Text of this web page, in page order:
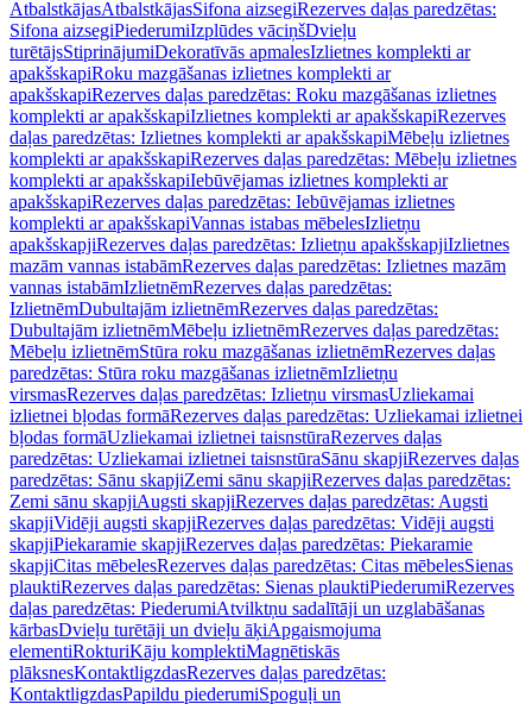
AtbalstkājasAtbalstkājasSifona aizsegiRezerves daļas paredzētas:
Sifona aizsegiPiederumiIzplūdes vāciņšDvieļu
turētājsStiprinājumiDekoratīvās apmalesIzlietnes komplekti ar
apakšskapiRoku mazgāšanas izlietnes komplekti ar
apakšskapiRezerves daļas paredzētas: Roku mazgāšanas izlietnes
komplekti ar apakšskapiIzlietnes komplekti ar apakšskapiRezerves
daļas paredzētas: Izlietnes komplekti ar apakšskapiMēbeļu izlietnes
komplekti ar apakšskapiRezerves daļas paredzētas: Mēbeļu izlietnes
komplekti ar apakšskapiIebūvējamas izlietnes komplekti ar
apakšskapiRezerves daļas paredzētas: Iebūvējamas izlietnes
komplekti ar apakšskapiVannas istabas mēbelesIzlietņu
apakšskapjiRezerves daļas paredzētas: Izlietņu apakšskapjiIzlietnes
mazām vannas istabāmRezerves daļas paredzētas: Izlietnes mazām
vannas istabāmIzlietnēmRezerves daļas paredzētas:
IzlietnēmDubultajām izlietnēmRezerves daļas paredzētas:
Dubultajām izlietnēmMēbeļu izlietnēmRezerves daļas paredzētas:
Mēbeļu izlietnēmStūra roku mazgāšanas izlietnēmRezerves daļas
paredzētas: Stūra roku mazgāšanas izlietnēmIzlietņu
virsmasRezerves daļas paredzētas: Izlietņu virsmasUzliekamai
izlietnei bļodas formāRezerves daļas paredzētas: Uzliekamai izlietnei
bļodas formāUzliekamai izlietnei taisnstūraRezerves daļas
paredzētas: Uzliekamai izlietnei taisnstūraSānu skapjiRezerves daļas
paredzētas: Sānu skapjiZemi sānu skapjiRezerves daļas paredzētas:
Zemi sānu skapjiAugsti skapjiRezerves daļas paredzētas: Augsti
skapjiVidēji augsti skapjiRezerves daļas paredzētas: Vidēji augsti
skapjiPiekaramie skapjiRezerves daļas paredzētas: Piekaramie
skapjiCitas mēbelesRezerves daļas paredzētas: Citas mēbelesSienas
plauktiRezerves daļas paredzētas: Sienas plauktiPiederumiRezerves
daļas paredzētas: PiederumiAtvilktņu sadalītāji un uzglabāšanas
kārbasDvieļu turētāji un dvieļu āķiApgaismojuma
elementiRokturiKāju komplektiMagnētiskās
plāksnesKontaktligzdasRezerves daļas paredzētas:
KontaktligzdasPapildu piederumiSpoguļi un